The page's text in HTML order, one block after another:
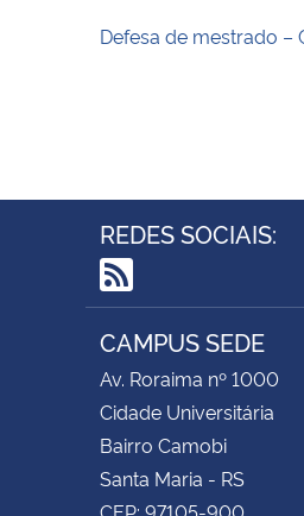
Defesa de mestrado –
REDES SOCIAIS:
RSS
CAMPUS SEDE
Av. Roraima nº 1000
Cidade Universitária
Bairro Camobi
Santa Maria - RS
CEP: 97105-900